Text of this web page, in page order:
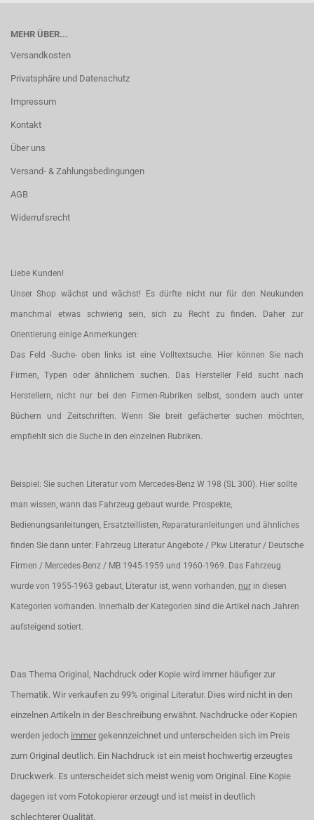
MEHR ÜBER...
Versandkosten
Privatsphäre und Datenschutz
Impressum
Kontakt
Über uns
Versand- & Zahlungsbedingungen
AGB
Widerrufsrecht
Liebe Kunden!
Unser Shop wächst und wächst! Es dürfte nicht nur für den Neukunden
manchmal etwas schwierig sein, sich zu Recht zu finden. Daher zur
Orientierung einige Anmerkungen:
Das Feld -Suche- oben links ist eine Volltextsuche. Hier können Sie nach
Firmen, Typen oder ähnlichem suchen. Das Hersteller Feld sucht nach
Herstellern, nicht nur bei den Firmen-Rubriken selbst, sondern auch unter
Büchern und Zeitschriften. Wenn Sie breit gefächerter suchen möchten,
empfiehlt sich die Suche in den einzelnen Rubriken.
Beispiel: Sie suchen Literatur vom Mercedes-Benz W 198 (SL 300). Hier sollte
man wissen, wann das Fahrzeug gebaut wurde. Prospekte,
Bedienungsanleitungen, Ersatzteillisten, Reparaturanleitungen und ähnliches
finden Sie dann unter: Fahrzeug Literatur Angebote / Pkw Literatur / Deutsche
Firmen / Mercedes-Benz / MB 1945-1959 und 1960-1969. Das Fahrzeug
wurde von 1955-1963 gebaut, Literatur ist, wenn vorhanden, nur in diesen
Kategorien vorhanden. Innerhalb der Kategorien sind die Artikel nach Jahren
aufsteigend sotiert.
Das Thema Original, Nachdruck oder Kopie wird immer häufiger zur
Thematik. Wir verkaufen zu 99% original Literatur. Dies wird nicht in den
einzelnen Artikeln in der Beschreibung erwähnt. Nachdrucke oder Kopien
werden jedoch immer gekennzeichnet und unterscheiden sich im Preis
zum Original deutlich. Ein Nachdruck ist ein meist hochwertig erzeugtes
Druckwerk. Es unterscheidet sich meist wenig vom Original. Eine Kopie
dagegen ist vom Fotokopierer erzeugt und ist meist in deutlich
schlechterer Qualität.